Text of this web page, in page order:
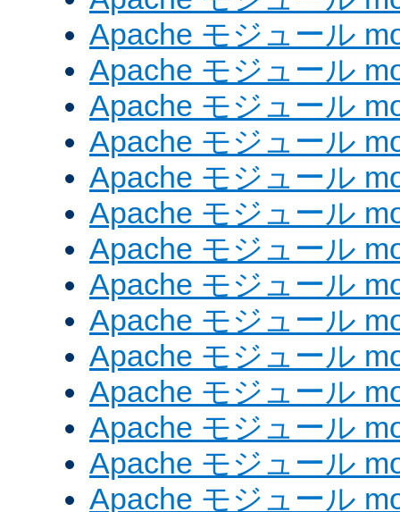
Apache モジュール
Apache モジュール
Apache モジュール
Apache モジュール
Apache モジュール
Apache モジュール
Apache モジュール
Apache モジュール
Apache モジュール
Apache モジュール
Apache モジュール
Apache モジュール
Apache モジュール
Apache モジュール